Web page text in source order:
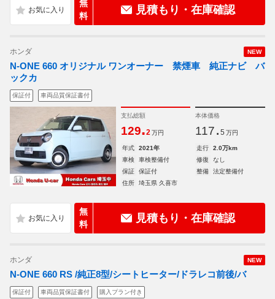
無
料
見積もり・在庫確認
NEW
ホンダ
N-ONE 660 オリジナル ワンオーナー 禁煙車 純正ナビ バ
ックカ
保証付 車両品質保証書付
支払総額
129.2 万円
本体価格
117. 5 万円
年式 2021年 走行
2.0万km
車検
車検整備付 修復
なし
保証
保証付 整備
法定整備付
住所
埼玉県 久喜市
無
料
見積もり・在庫確認
NEW
ホンダ
N-ONE 660 RS /純正8型/シートヒーター/ドラレコ前後/バ
保証付 車両品質保証書付 購入プラン付き